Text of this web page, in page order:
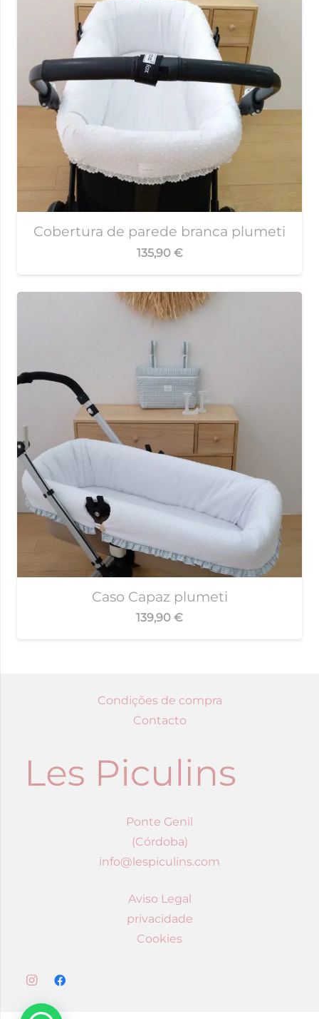
Cobertura de parede branca plumeti
135,90 €
Caso Capaz plumeti
139,90 €
Condições de compra
Contacto
Ponte Genil
(Córdoba)
info@lespiculins.com
Aviso Legal
privacidade
Cookies